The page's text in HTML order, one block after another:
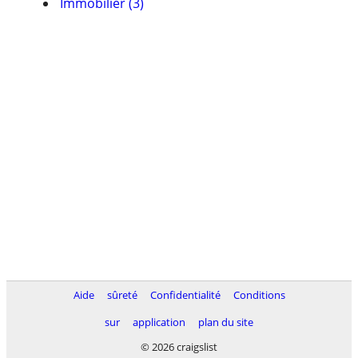
Aide sûreté Confidentialité
Conditions
sur
application
plan du site
© 2026 craigslist